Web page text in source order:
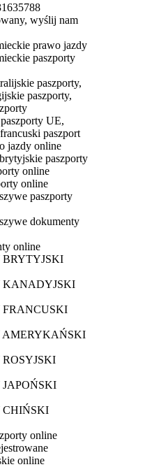
wyślij nam
prawo jazdy
paszporty
paszporty,
paszporty,
UE,
paszport
jazdy online
paszporty
online
online
paszporty
dokumenty
online
BRYTYJSKI
KANADYJSKI
FRANCUSKI
AMERYKAŃSKI
CHIŃSKI
online
online